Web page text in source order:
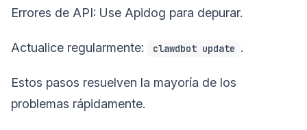
Errores de API: Use Apidog para depurar.
Actualice regularmente: clawdbot update .
Estos pasos resuelven la mayoría de los
problemas rápidamente.